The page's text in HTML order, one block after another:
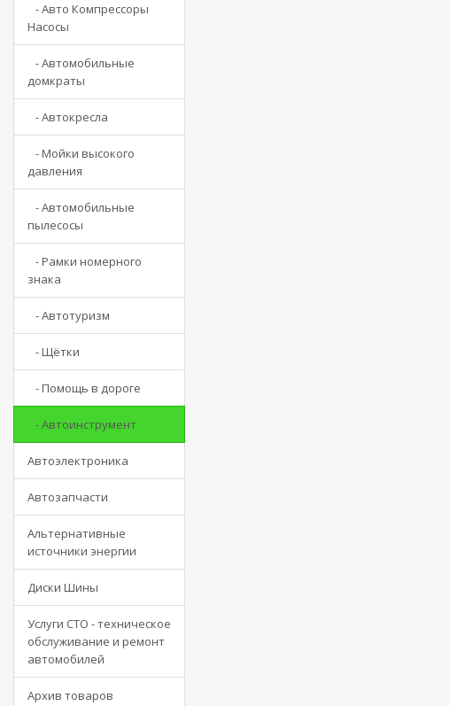
- Авто Компрессоры
Насосы
- Автомобильные
домкраты
- Автокресла
- Мойки высокого
давления
- Автомобильные
пылесосы
- Рамки номерного
знака
- Автотуризм
- Щётки
- Помощь в дороге
- Автоинструмент
Автоэлектроника
Автозапчасти
Альтернативные
источники энергии
Диски Шины
Услуги СТО - техническое
обслуживание и ремонт
автомобилей
Архив товаров